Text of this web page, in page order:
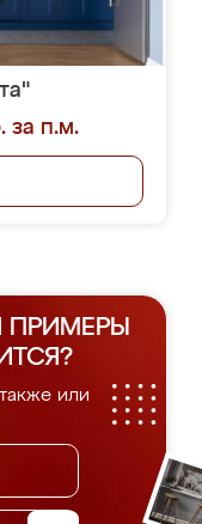
за п.м.
ПРИМЕРЫ
или